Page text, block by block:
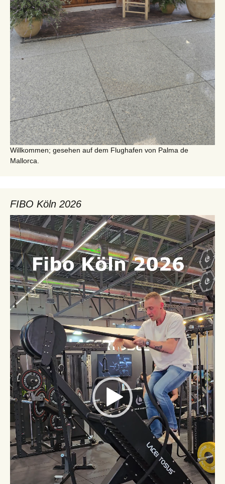
Willkommen; gesehen auf dem Flughafen von Palma de
Mallorca.
FIBO Köln 2026
Video-
Player